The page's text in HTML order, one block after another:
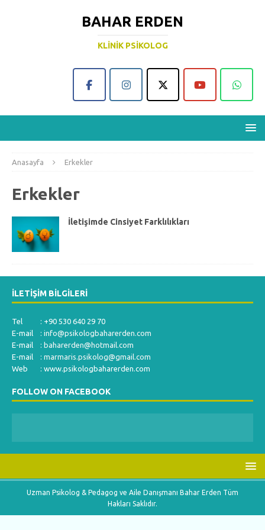
BAHAR ERDEN
KLINIK PSIKOLOG
Anasayfa Erkekler
Erkekler
İletişimde Cinsiyet Farklılıkları
İLETIŞIM BILGILERI
Tel : +90 530 640 29 70
E-mail : info@psikologbaharerden.com
E-mail : baharerden@hotmail.com
E-mail : marmaris.psikolog@gmail.com
Web : www.psikologbaharerden.com
FOLLOW ON FACEBOOK
Uzman Psikolog & Pedagog ve Aile Danışmanı Bahar Erden Tüm
Hakları Saklıdır.